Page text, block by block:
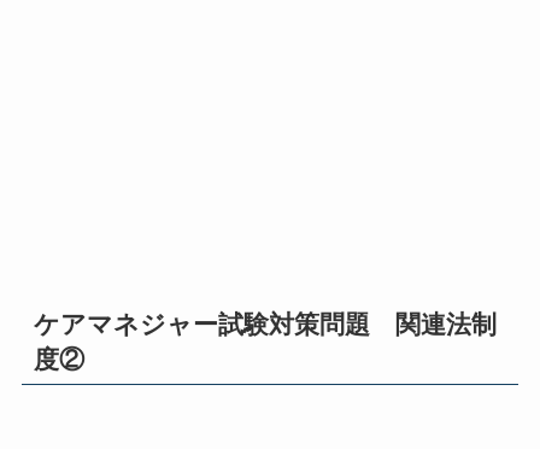
ケアマネジャー試験対策問題 関連法制
度②